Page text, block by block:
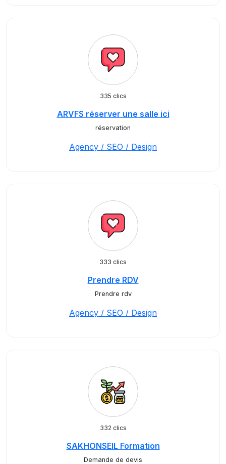
335 clics
ARVFS réserver une salle ici
réservation
Agency / SEO / Design
333 clics
Prendre RDV
Prendre rdv
Agency / SEO / Design
332 clics
SAKHONSEIL Formation
Demande de devis